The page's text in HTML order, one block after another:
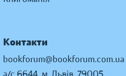
Контакти
bookforum@bookforum.com.ua